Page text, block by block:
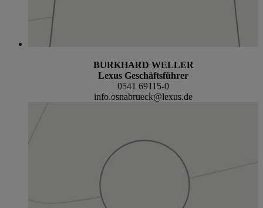
BURKHARD WELLER
Lexus Geschäftsführer
0541 69115-0
info.osnabrueck@lexus.de